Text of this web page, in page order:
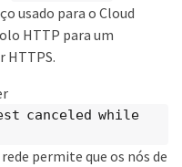
usado para o Cloud
HTTP para um
HTTPS.
canceled while
permite que os nós de